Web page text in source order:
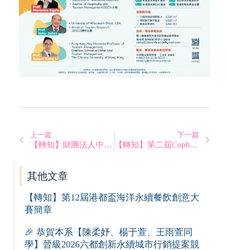
上一篇
【轉知】財團法人中華民國電腦技能基金會夏季大會考來囉！
下一篇
【轉知】第二屆Cophi盃全國咖啡挑戰賽
其他文章
【轉知】第12屆港都盃海洋永續餐飲創意大
賽簡章
🎉 恭賀本系【陳柔妤、楊于萱、王雨萱同
學】晉級2026六都創新永續城市行銷提案競